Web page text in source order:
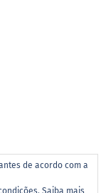
de acordo com a
Saiba mais